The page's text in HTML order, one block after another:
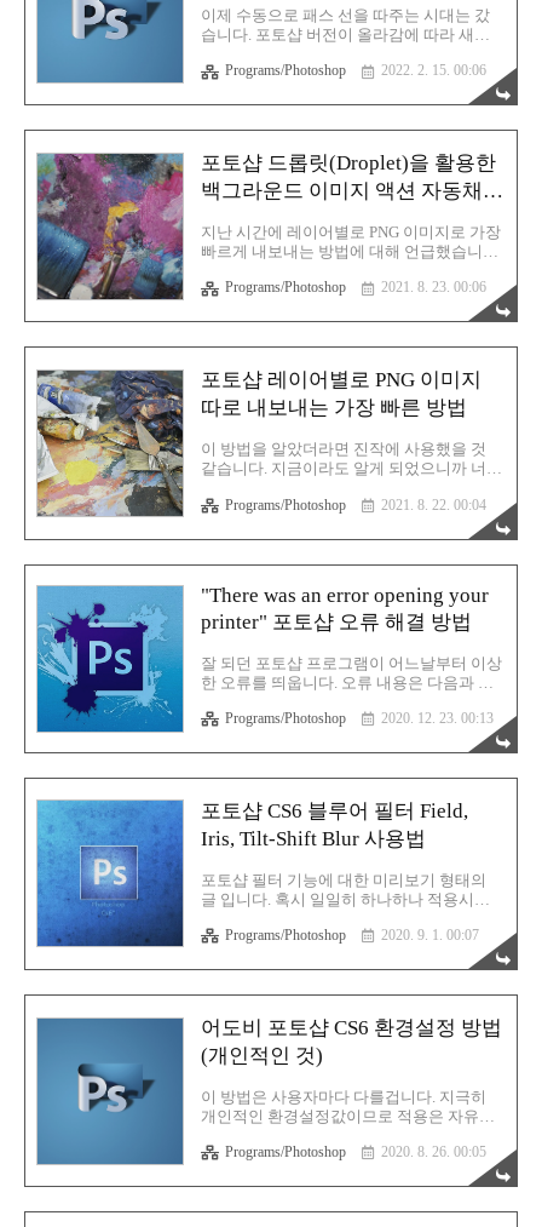
경이, 그리고 가장 위에는 비행기 레이어가
있습니다. 잘 아시다시피 레이어가 가장 위
행기만 보일 것입니다. 하지만 이 기능을 사
용한다면 다음과 같은 효과를 연출할 수 있
습니다. 분명 비행기 레이어가 맨 위에..
이제 수동으로 패스 선을 따주는 시대는 갔
습니다. 포토샵 버전이 올라감에 따라 새롭
인을 따낼 수 있습니다. 곡선이요? 완전 가능
합니다. 갑자기 GTQ 시험을 치를 때가 생각
킬수록 합격선에 가까워지는데 그때 이 기능
이 있었더라면... 한방에 패스선을 따냈을텐
데 말입니다. 정말 아쉽습니다. 아마 대부분
은 이렇게 수동으로 한땀한땀 정성을 다해
사용해 왔습니다. 하지만! 이제 이렇게 시도
해 보시기 바랍니다. Content-Aware Tracing
Technology Previews로 들어갑니다. 또는 그
Programs/Photoshop 2022. 2. 15. 00:06
포토샵 드롭릿(Droplet)을 활용한
백그라운드 이미지 액션 자동채우
지난 시간에 레이어별로 PNG 이미지로 가장
빠르게 내보내는 방법에 대해 언급했습니다.
으니 백그라운드를 넣어주는 액션을 제작해
봅니다. 포토샵 액션(Action)에 대한 부분은
참고해 주시기 바랍니다. 포토샵의 액션
(Action) 메뉴를 간단히 배워보자 [포토샵기
초] 포토샵의 액션(Action) 메뉴를 간단히 배
워보자포토샵에서의 액션 메뉴는 전문가 분
샵 초짜인 제가 이걸 알게 되고 나서는 마치
포토샵의 신세계 가 열린듯 했죠! 너무 유익
rgy0409.tistory.com 또한 이렇게 완성된 액션
을 EXE 파일로 내보내는 방법에 대해서도 알
아두도록 합니다...
Programs/Photoshop 2021. 8. 23. 00:06
포토샵 레이어별로 PNG 이미지
따로 내보내는 가장 빠른 방법
이 방법을 알았더라면 진작에 사용했을 것
같습니다. 지금이라도 알게 되었으니까 너무
심히 그리고 있는데 백그라운드를 원하는 이
미지로 지정해서 JPG로 레이어별 하나 하나
파일 저장하는 방법을 이틀 연속 검색하고
있지만 딱히 뾰족한 방법이 보이지 않습니
다. 눈에는 눈, 이에는 이라고 했습니다. 그러
니 당장 활용할 수 있는 포토샵 기술들을 총
동원해 봅니다. 현재 생각한 방법은 이렇습
째 과정은 레이어를 각각 png 파일로 내보내
기를 하는 것입니다. 그 다음에는 png를 백그
션을 드롭릿(Droplet)를 만드는 것이죠. 이 두
가지 과정을 병행하면 완벽하게 png를 원하
는 백그라운드..
Programs/Photoshop 2021. 8. 22. 00:04
"There was an error opening your
printer" 포토샵 오류 해결 방법
잘 되던 포토샵 프로그램이 어느날부터 이상
한 오류를 띄웁니다. 오류 내용은 다음과 같
printer. Printing functions will not be
available until you have selected a printer and
reopened any documents. 으잉? 프린터 관련
오류란 말인가요? 참고로 현재 저는 프린터
를 사용하지 않습니다. 계륵과도 같은 프린
터라 그냥 없애기로 결정했습니다. 유지보수
가 더 힘들어서요. 아무튼 프린터가 없는데
지만해도 이상 없었던 포토샵 프로그램이 왜
오늘부터는 갑자기 이런 오류를 발생시키는
류에 대한..
Programs/Photoshop 2020. 12. 23. 00:13
포토샵 CS6 블루어 필터 Field,
Iris, Tilt-Shift Blur 사용법
포토샵 필터 기능에 대한 미리보기 형태의
글 입니다. 혹시 일일히 하나하나 적용시키
글 입니다. 미리 확인해 보고 이거 괜찮다고
생각되는 필터들은 즉각 적용하시어 완성하
고 있습니다. 복습겸 작성하는 이유도 있구
요. 사용중인 포토샵 버전은 CS6 입니다. 따
라서 이전 버전에는 해당 기능이 없을수도
있습니다. 상위 버전에서는 빠졌을수도 있습
원형 형태의 블루어를 적용합니다. 타원으로
적용도 가능하며 라운드가 다소 있는 형태의
니다. 또한 포인트를 여러개 지정하여 다방
다. 포토샵에서의 필터 적용 방법은 간..
Programs/Photoshop 2020. 9. 1. 00:07
어도비 포토샵 CS6 환경설정 방법
(개인적인 것)
이 방법은 사용자마다 다를겁니다. 지극히
개인적인 환경설정값이므로 적용은 자유입
설정에 대한 부분만 언급했고 나머지 정말
그냥 최고로 개인적인 영역은 아예 언급하지
요. UI 인터페이스 설정가장 먼저 설정하는
Programs/Photoshop 2020. 8. 26. 00:05